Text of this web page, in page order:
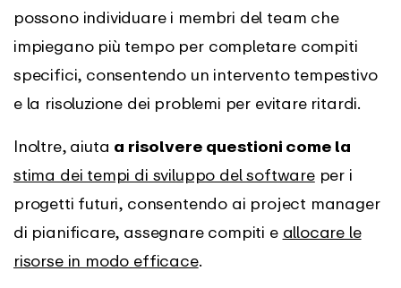
possono individuare i membri del team che
impiegano più tempo per completare compiti
specifici, consentendo un intervento tempestivo
e la risoluzione dei problemi per evitare ritardi.
Inoltre, aiuta a risolvere questioni come la
stima dei tempi di sviluppo del softwareper i
progetti futuri, consentendo ai project manager
di pianificare, assegnare compiti e allocare le
risorse in modo efficace.